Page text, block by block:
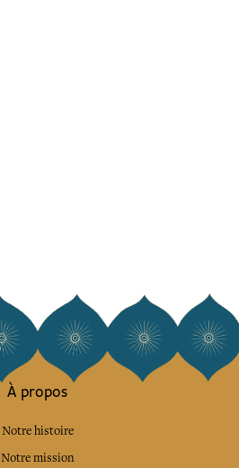
À propos
Notre histoire
Notre mission